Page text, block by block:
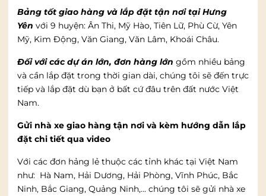
Bảng tốt giao hàng và lắp đặt tận nơi tại Hưng
Yên với 9 huyện: Ân Thi, Mỹ Hào, Tiên Lữ, Phù Cừ, Yên
Mỹ, Kim Động, Văn Giang, Văn Lâm, Khoái Châu.
Đối với các dự án lớn, đơn hàng lớn gồm nhiều bảng
và cần lắp đặt trong thời gian dài, chúng tôi sẽ đến trực
tiếp và lắp đặt dù bạn ở bất cứ đâu trên đất nước Việt
Nam.
Gửi nhà xe giao hàng tận nơi và kèm hướng dẫn lắp
đặt chi tiết qua video
Với các đơn hảng lẻ thuộc các tỉnh khác tại Việt Nam
như: Hà Nam, Hải Dương, Hải Phòng, Vĩnh Phúc, Bắc
Ninh, Bắc Giang, Quảng Ninh,… chúng tôi sẽ gửi nhà xe